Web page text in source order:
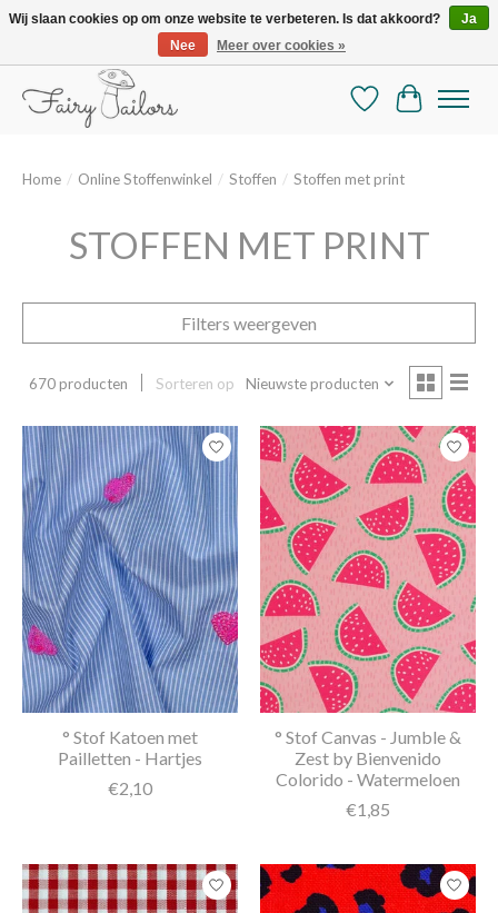
De mooiste online selectie stoffen en mercerie
Verlanglijst
Home / Online Stoffenwinkel / Stoffen / Stoffen met print
STOFFEN MET PRINT
Filters weergeven
670 producten Sorteren op Nieuwste producten
° Stof Katoen met
Pailletten - Hartjes
€2,10
° Stof Canvas - Jumble &
Zest by Bienvenido
Colorido - Watermeloen
€1,85
Wij slaan cookies op om onze website te verbeteren. Is dat akkoord?
Ja
Nee
Meer over cookies »